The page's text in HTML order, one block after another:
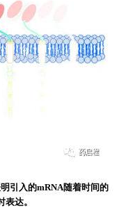
引入的mRNA随着时间的
表达。